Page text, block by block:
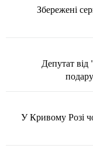
Збережені
Депутат
У Кривому Розі